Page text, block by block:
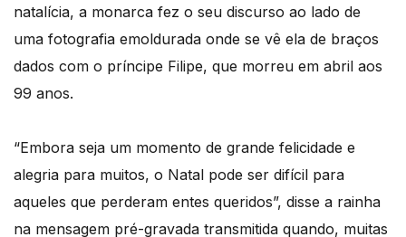
natalícia, a monarca fez o seu discurso ao lado de
uma fotografia emoldurada onde se vê ela de braços
dados com o príncipe Filipe, que morreu em abril aos
99 anos.
“Embora seja um momento de grande felicidade e
alegria para muitos, o Natal pode ser difícil para
aqueles que perderam entes queridos”, disse a rainha
na mensagem pré-gravada transmitida quando, muitas